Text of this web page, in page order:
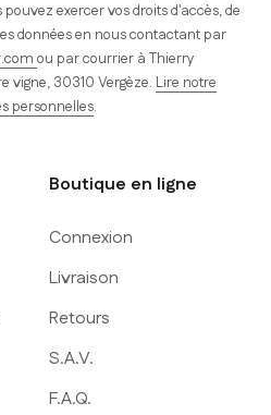
exercer vos droits d'accès, de
données en nous contactant par
ou par courrier à Thierry
vigne, 30310 Vergèze. Lire notre
personnelles.
Boutique en ligne
Connexion
Livraison
Retours
S.A.V.
F.A.Q.